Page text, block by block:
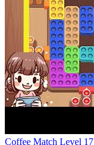
Level 17